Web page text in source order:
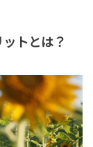
トとは？